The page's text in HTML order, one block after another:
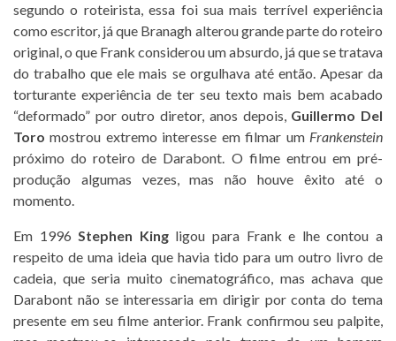
segundo o roteirista, essa foi sua mais terrível experiência
como escritor, já que Branagh alterou grande parte do roteiro
original, o que Frank considerou um absurdo, já que se tratava
do trabalho que ele mais se orgulhava até então. Apesar da
torturante experiência de ter seu texto mais bem acabado
“deformado” por outro diretor, anos depois, Guillermo Del
Toro mostrou extremo interesse em filmar um Frankenstein
próximo do roteiro de Darabont. O filme entrou em pré-
produção algumas vezes, mas não houve êxito até o
momento.
Em 1996Stephen Kingligou para Frank e lhe contou a
respeito de uma ideia que havia tido para um outro livro de
cadeia, que seria muito cinematográfico, mas achava que
Darabont não se interessaria em dirigir por conta do tema
presente em seu filme anterior. Frank confirmou seu palpite,